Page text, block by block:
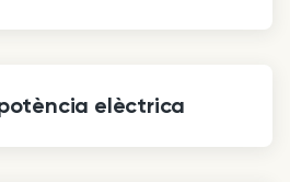
elèctrica